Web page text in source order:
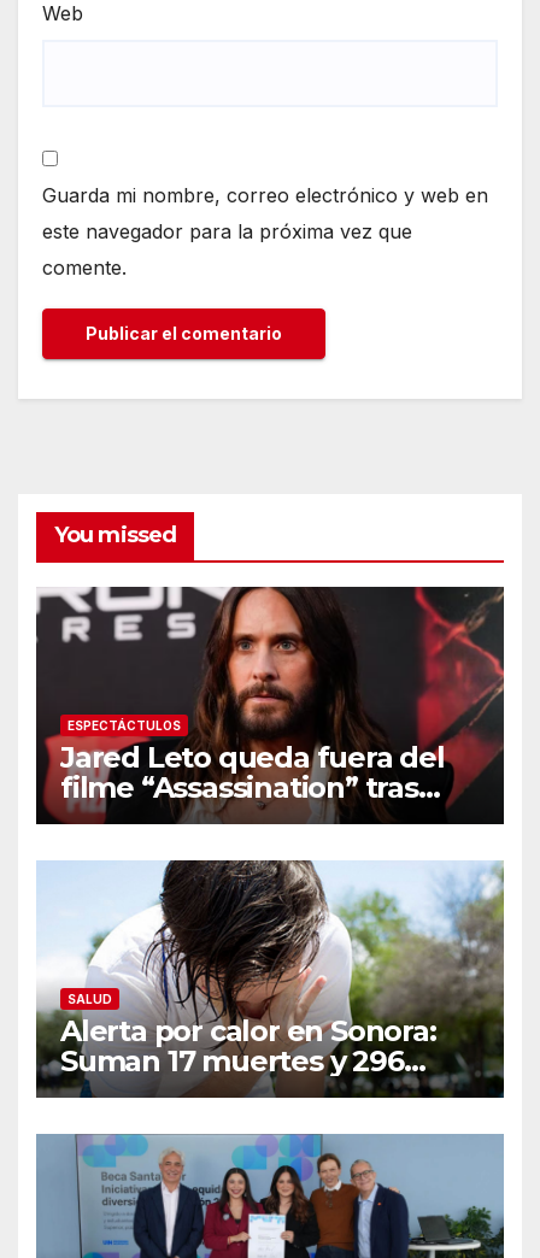
Web
Guarda mi nombre, correo electrónico y web en
este navegador para la próxima vez que
comente.
You missed
ESPECTÁCTULOS
Jared Leto queda fuera del
filme “Assassination” tras
resurgir denuncias de
SALUD
Alerta por calor en Sonora:
Suman 17 muertes y 296
casos; estas son las
señales de alarma